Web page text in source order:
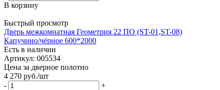
В корзину
Быстрый просмотр
Дверь межкомнатная Геометрия 22 ПО (ST-01,ST-08)
Капучино/чёрное 600*2000
Есть в наличии
Артикул: 005534
Цена за дверное полотно
4 270 руб./шт
-
+